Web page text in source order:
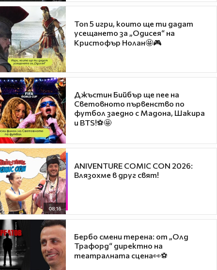
Топ 5 игри, които ще ти дадат
усещането за „Одисея“ на
Кристофър Нолан🤩🎮
Джъстин Бийбър ще пее на
Световното първенство по
футбол заедно с Мадона, Шакира
и BTS!⚽🤩
08:16
ANIVENTURE COMIC CON 2026:
Влязохме в друг свят!
Бербо смени терена: от „Олд
Трафорд“ директно на
театралната сцена👀⚽